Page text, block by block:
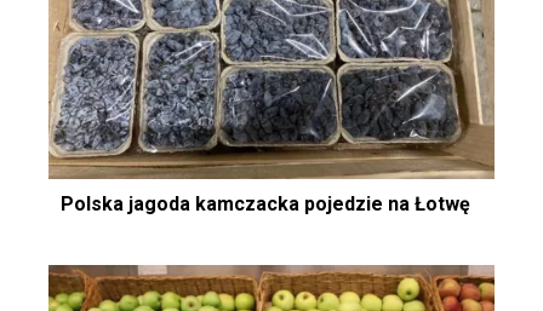
Polska jagoda kamczacka pojedzie na Łotwę